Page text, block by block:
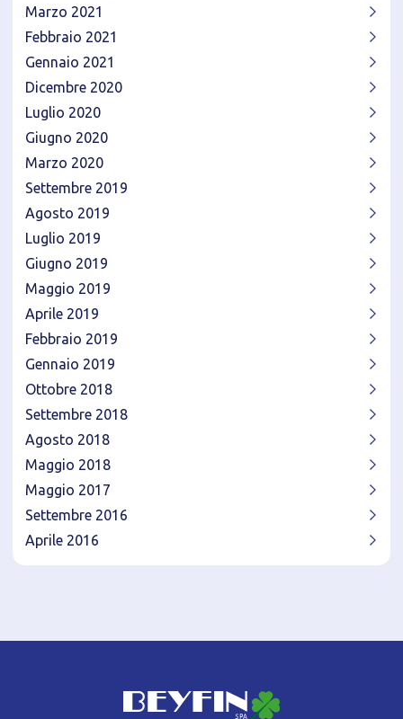
Marzo 2021
Febbraio 2021
Gennaio 2021
Dicembre 2020
Luglio 2020
Giugno 2020
Marzo 2020
Settembre 2019
Agosto 2019
Luglio 2019
Giugno 2019
Maggio 2019
Aprile 2019
Febbraio 2019
Gennaio 2019
Ottobre 2018
Settembre 2018
Agosto 2018
Maggio 2018
Maggio 2017
Settembre 2016
Aprile 2016